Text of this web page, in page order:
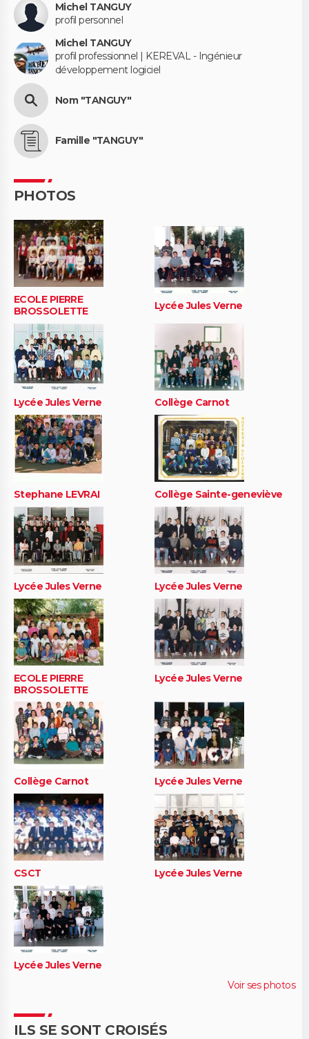
Michel TANGUY
profil personnel
Michel TANGUY
profil professionnel | KEREVAL - Ingénieur
développement logiciel
Nom "TANGUY"
Famille "TANGUY"
PHOTOS
ECOLE PIERRE
BROSSOLETTE
Lycée Jules Verne
Lycée Jules Verne Collège Carnot
Stephane LEVRAI Collège Sainte-geneviève
Lycée Jules Verne Lycée Jules Verne
ECOLE PIERRE
BROSSOLETTE
Lycée Jules Verne
Collège Carnot Lycée Jules Verne
CSCT Lycée Jules Verne
Lycée Jules Verne
Voir ses photos
ILS SE SONT CROISÉS